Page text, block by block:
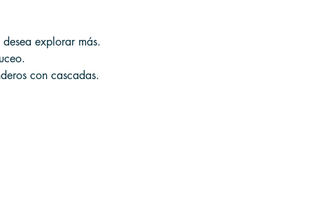
explorar más.
con cascadas.